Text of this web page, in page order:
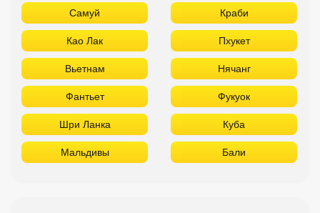
Самуй Краби
Као Лак Пхукет
Вьетнам Нячанг
Фантьет Фукуок
Шри Ланка Куба
Мальдивы Бали